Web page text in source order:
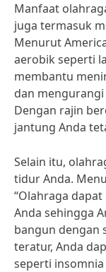
Manfaat
juga termasuk
Menurut
aerobik seperti
membantu
dan
Dengan rajin
jantung Anda
Selain itu,
tidur Anda.
“Olahraga
Anda sehingga
bangun dengan
teratur, Anda
seperti